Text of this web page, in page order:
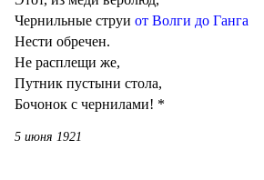
Чернильные струи от Волги до Ганга
Нести обречен.
Не расплещи же,
Путник пустыни стола,
Бочонок с чернилами! *
5 июня 1921